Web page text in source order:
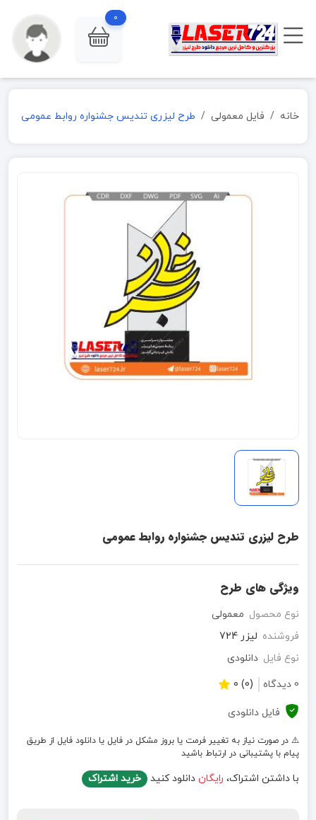
0
خانه فایل معمولی طرح لیزری تندیس جشنواره روابط عمومی
طرح لیزری تندیس جشنواره روابط عمومی
ویژگی های طرح
نوع محصول معمولی
فروشنده لیزر 724
نوع فایل دانلودی
0 دیدگاه
(0) 0
فایل دانلودی
⚠️ در صورت نیاز به تغییر فرمت یا بروز مشکل در فایل یا دانلود فایل از طریق
پیام با پشتیبانی در ارتباط باشید
با داشتن اشتراک، رایگان دانلود کنید خرید اشتراک